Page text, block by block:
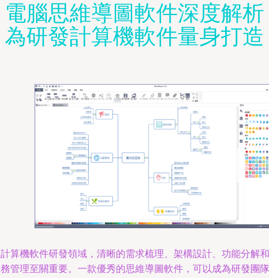
電腦思維導圖軟件深度解析
為研發計算機軟件量身打造
算機軟件研發領域，清晰的需求梳理、架構設計、功能分解和
管理至關重要。一款優秀的思維導圖軟件，可以成為研發團隊